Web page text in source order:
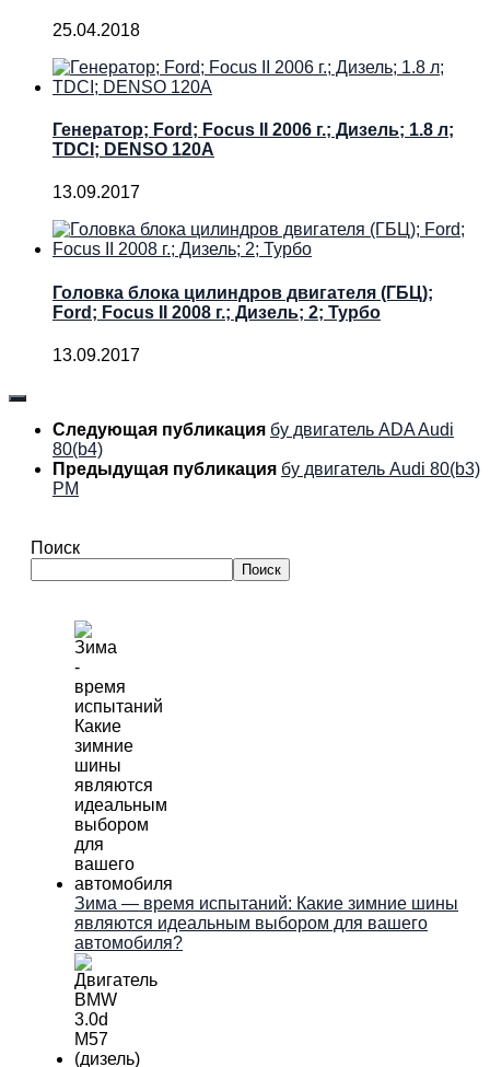
25.04.2018
Генератор; Ford; Focus II 2006 г.; Дизель; 1.8 л;
TDCI; DENSO 120A
13.09.2017
Головка блока цилиндров двигателя (ГБЦ);
Ford; Focus II 2008 г.; Дизель; 2; Турбо
13.09.2017
Следующая публикация бу двигатель ADA Audi
80(b4)
Предыдущая публикация бу двигатель Audi 80(b3)
PM
Поиск
Поиск
Зима — время испытаний: Какие зимние шины
являются идеальным выбором для вашего
автомобиля?